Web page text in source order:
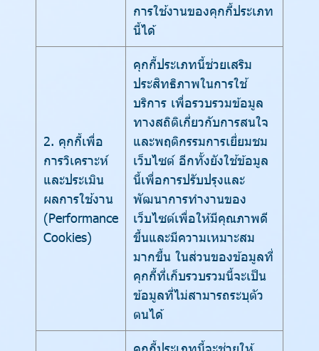
การใช้งานของคุกกี้ประเภท
นี้ได้
2. คุกกี้เพื่อ
การวิเคราะห์
และประเมิน
ผลการใช้งาน
(Performance
Cookies)
คุกกี้ประเภทนี้ช่วยเสริม
ประสิทธิภาพในการใช้
บริการ เพื่อรวบรวมข้อมูล
ทางสถิติเกี่ยวกับการสนใจ
และพฤติกรรมการเยี่ยมชม
เว็บไซต์ อีกทั้งยังใช้ข้อมูล
นี้เพื่อการปรับปรุงและ
พัฒนาการทำงานของ
เว็บไซต์เพื่อให้มีคุณภาพดี
ขึ้นและมีความเหมาะสม
มากขึ้น ในส่วนของข้อมูลที่
คุกกี้ที่เก็บรวบรวมนี้จะเป็น
ข้อมูลที่ไม่สามารถระบุตัว
ตนได้